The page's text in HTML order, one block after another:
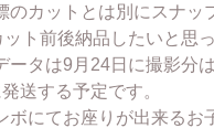
カットとは別にスナッ
ト前後納品したいと思
ータは9月24日に撮影分
送する予定です。
ボにてお座りが出来るお